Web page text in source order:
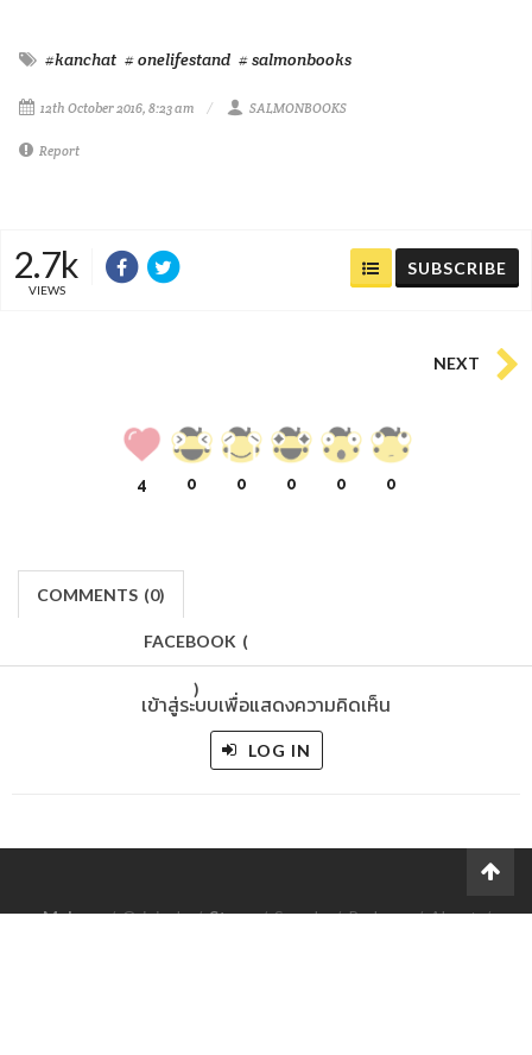
#kanchat # onelifestand # salmonbooks
12th October 2016, 8:23 am SALMONBOOKS
Report
2.7k
VIEWS
SUBSCRIBE
NEXT
4 0 0 0 0 0
COMMENTS (0)
FACEBOOK (
)
เข้าสู่ระบบเพื่อแสดงความคิดเห็น
LOG IN
Makers/Originals/Store/Sample/Redeem/About/